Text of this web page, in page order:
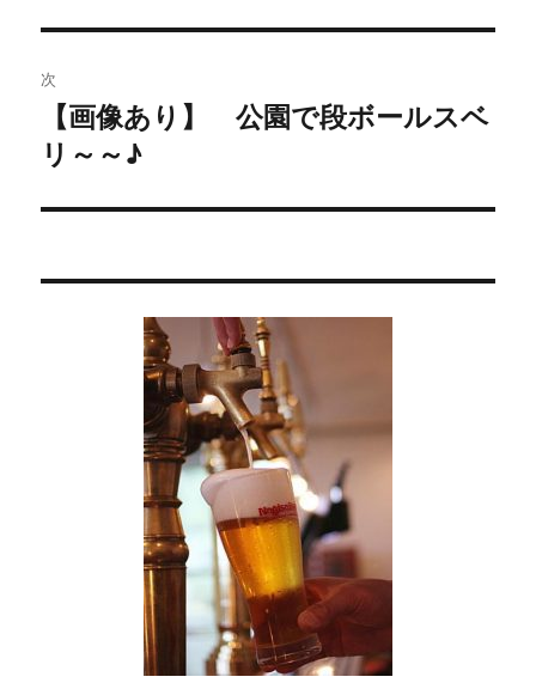
ビ
ゲ
ー
シ
ン
投
稿:
次
の
稿:
【画像あり】 公園で段ボールスベ
リ～～♪